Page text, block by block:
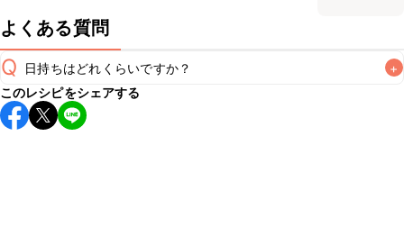
よくある質問
Q 日持ちはどれくらいですか？ +
保存期間は冷蔵で当日中が目安です。なるべくお早めにお召
し上がりください。
このレシピをシェアする